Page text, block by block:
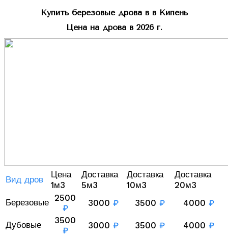
Купить березовые дрова в в Кипень
Цена на дрова в 2026 г.
Вид дров
Цена
1м3
Доставка
5м3
Доставка
10м3
Доставка
20м3
Березовые 2500
₽
3000 ₽ 3500 ₽ 4000 ₽
Дубовые
3500
₽
3000 ₽ 3500 ₽ 4000 ₽